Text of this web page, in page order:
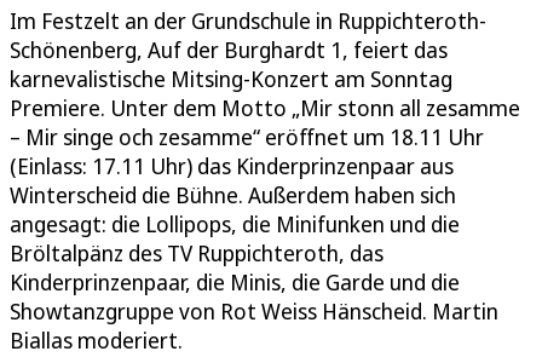
Im Festzelt an der Grundschule in Ruppichteroth-
Schönenberg, Auf der Burghardt 1, feiert das
karnevalistische Mitsing-Konzert am Sonntag
Premiere. Unter dem Motto „Mir stonn all zesamme
– Mir singe och zesamme“ eröffnet um 18.11 Uhr
(Einlass: 17.11 Uhr) das Kinderprinzenpaar aus
Winterscheid die Bühne. Außerdem haben sich
angesagt: die Lollipops, die Minifunken und die
Bröltalpänz des TV Ruppichteroth, das
Kinderprinzenpaar, die Minis, die Garde und die
Showtanzgruppe von Rot Weiss Hänscheid. Martin
Biallas moderiert.